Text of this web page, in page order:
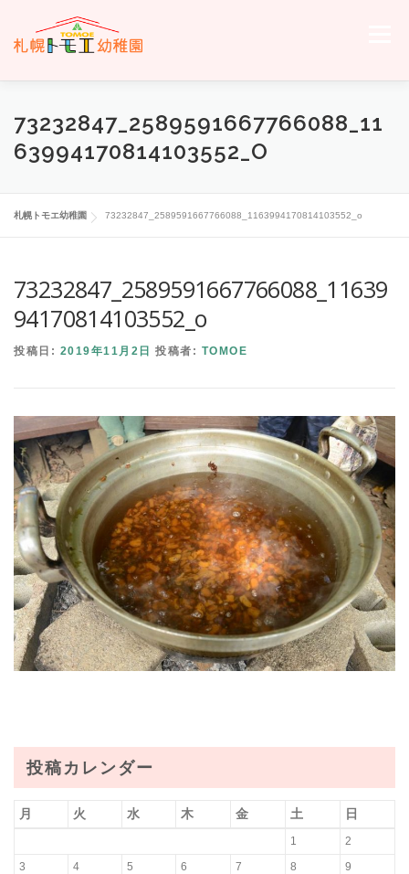
ツ
ホーム トモエについて トモエの日々 入園のご案内
73232847_2589591667766088_11
63994170814103552_O
札幌トモエ幼稚園 73232847_2589591667766088_1163994170814103552_o
73232847_2589591667766088_11639
94170814103552_o
投稿日: 2019年11月2日 投稿者: TOMOE
投稿カレンダー
月 火 水 木 金 土 日
1
2
3
4 5 6 7 8
9